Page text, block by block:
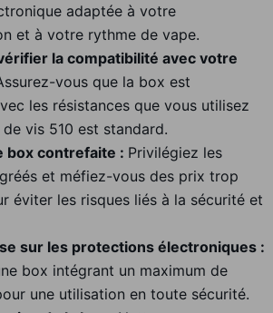
adaptée à votre
et à votre rythme de vape.
la compatibilité avec votre
vous que la box est
les résistances que vous utilisez
vis 510 est standard.
box contrefaite : Privilégiez les
et méfiez-vous des prix trop
éviter les risques liés à la sécurité et
sur les protections électroniques :
box intégrant un maximum de
une utilisation en toute sécurité.